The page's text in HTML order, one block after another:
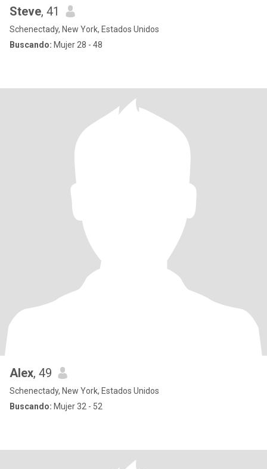
Steve, 41
Schenectady, New York, Estados Unidos
Buscando: Mujer 28 - 48
Alex, 49
Schenectady, New York, Estados Unidos
Buscando: Mujer 32 - 52